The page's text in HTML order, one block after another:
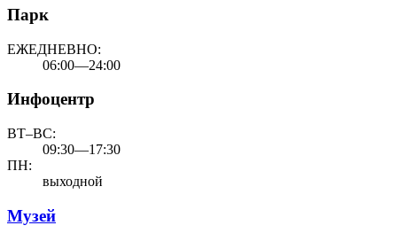
Парк
ЕЖЕДНЕВНО:
06:00—24:00
Инфоцентр
ВТ–ВС:
09:30—17:30
ПН:
выходной
Музей